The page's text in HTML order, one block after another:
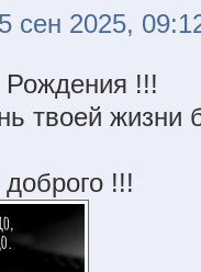
сен 2025,
!!!
твоей жизни
!!!